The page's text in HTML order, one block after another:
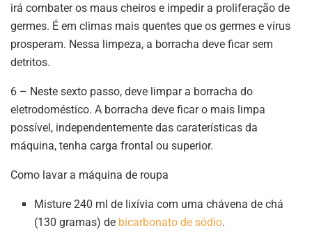
irá combater os maus cheiros e impedir a proliferação de
germes. É em climas mais quentes que os germes e vírus
prosperam. Nessa limpeza, a borracha deve ficar sem
detritos.
6 – Neste sexto passo, deve limpar a borracha do
eletrodoméstico. A borracha deve ficar o mais limpa
possível, independentemente das caraterísticas da
máquina, tenha carga frontal ou superior.
Como lavar a máquina de roupa
Misture 240 ml de lixívia com uma chávena de chá
(130 gramas) de bicarbonato de sódio.